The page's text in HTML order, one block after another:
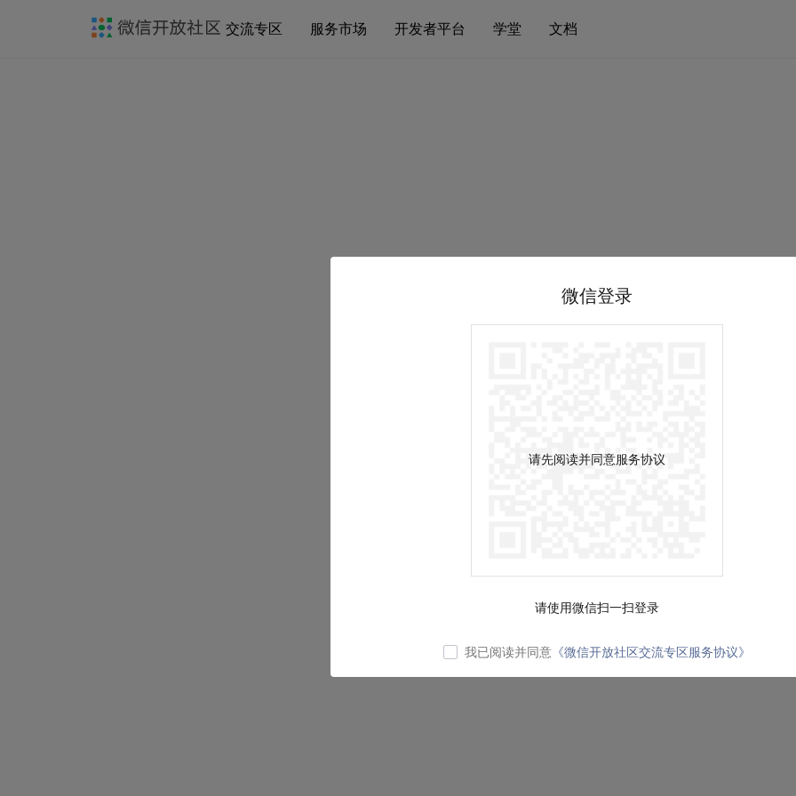
交流专区 服务市场 开发者平台 学堂 文档
微信登录
请先阅读并同意服务协议
请使用微信扫一扫登录
我已阅读并同意 《微信开放社区交流专区服务协议》